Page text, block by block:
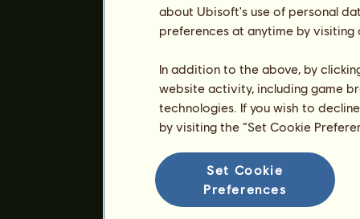
about Ubisoft's use of personal
preferences at anytime by
In addition to the above, by
website activity, including game
technologies. If you wish to
by visiting the “Set Cookie
Set Cookie
Preferences